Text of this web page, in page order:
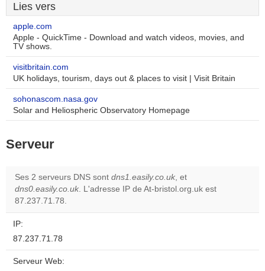
Lies vers
apple.com
Apple - QuickTime - Download and watch videos, movies, and
TV shows.
visitbritain.com
UK holidays, tourism, days out & places to visit | Visit Britain
sohonascom.nasa.gov
Solar and Heliospheric Observatory Homepage
Serveur
Ses 2 serveurs DNS sont dns1.easily.co.uk, et
dns0.easily.co.uk. L'adresse IP de At-bristol.org.uk est
87.237.71.78.
IP:
87.237.71.78
Serveur Web: